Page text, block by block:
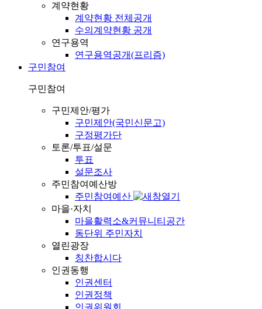
계약현황
계약현황 전체공개
수의계약현황 공개
연구용역
연구용역공개(프리즘)
구민참여
구민참여
구민제안/평가
구민제안(국민신문고)
구정평가단
토론/투표/설문
투표
설문조사
주민참여예산방
주민참여예산
마을·자치
마을활력소&커뮤니티공간
동단위 주민자치
열린광장
칭찬합시다
인권동행
인권센터
인권정책
인권위원회